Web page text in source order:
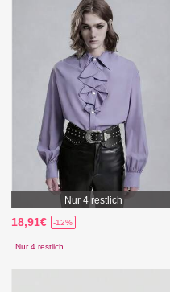
Nur 4 restlich
18,91€ -12%
Nur 4 restlich